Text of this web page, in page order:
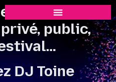
France,
public,
DJ Toine